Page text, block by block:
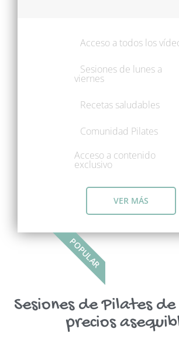
Acceso a todos los
Sesiones de lunes a
viernes
Recetas saludables
Comunidad Pilates
Acceso a contenido
exclusivo
VER MÁS
POPULAR
Sesiones de Pilates
precios